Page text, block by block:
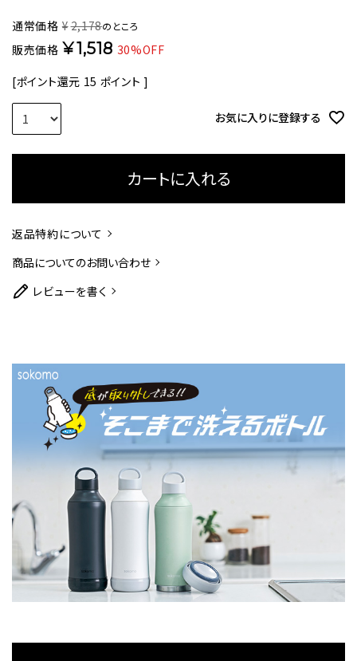
通常価格 ¥2,178のところ
販売価格 ¥1,518 30%OFF
[ポイント還元 15 ポイント ]
お気に入りに登録する
カートに入れる
返品特約について
商品についてのお問い合わせ
レビューを書く